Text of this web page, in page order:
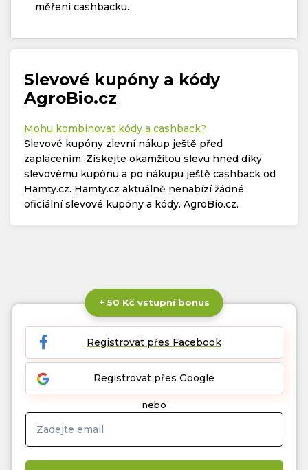
měření cashbacku.
Slevové kupóny a kódy
AgroBio.cz
Mohu kombinovat kódy a cashback?
Slevové kupóny zlevní nákup ještě před
zaplacením. Získejte okamžitou slevu hned díky
slevovému kupónu a po nákupu ještě cashback od
Hamty.cz. Hamty.cz aktuálně nenabízí žádné
oficiální slevové kupóny a kódy. AgroBio.cz.
+ 50 Kč vstupní bonus
Registrovat přes Facebook
Registrovat přes Google
nebo